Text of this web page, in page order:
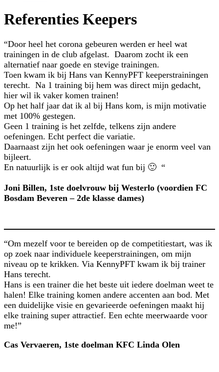
Referenties Keepers
“Door heel het corona gebeuren werden er heel wat
trainingen in de club afgelast. Daarom zocht ik een
alternatief naar goede en stevige trainingen.
Toen kwam ik bij Hans van KennyPFT keeperstrainingen
terecht. Na 1 training bij hem was direct mijn gedacht,
hier wil ik vaker komen trainen!
Op het half jaar dat ik al bij Hans kom, is mijn motivatie
met 100% gestegen.
Geen 1 training is het zelfde, telkens zijn andere
oefeningen. Echt perfect die variatie.
Daarnaast zijn het ook oefeningen waar je enorm veel van
bijleert.
En natuurlijk is er ook altijd wat fun bij 🙂 “
Joni Billen, 1ste doelvrouw bij Westerlo (voordien FC
Bosdam Beveren – 2de klasse dames)
“Om mezelf voor te bereiden op de competitiestart, was ik
op zoek naar individuele keeperstrainingen, om mijn
niveau op te krikken. Via KennyPFT kwam ik bij trainer
Hans terecht.
Hans is een trainer die het beste uit iedere doelman weet te
halen! Elke training komen andere accenten aan bod. Met
een duidelijke visie en gevarieerde oefeningen maakt hij
elke training super attractief. Een echte meerwaarde voor
me!”
Cas Vervaeren, 1ste doelman KFC Linda Olen